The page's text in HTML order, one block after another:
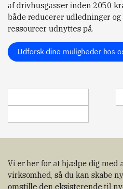
af drivhusgasser inden 2050
både reducerer udledninger
ressourcer udnyttes på.
Udforsk dine muligheder hos
Vi er her for at hjælpe dig med
virksomhed, så du kan skabe
omstille den eksisterende til